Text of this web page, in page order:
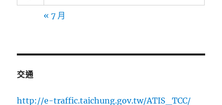
« 7 月
交通
http://e-traffic.taichung.gov.tw/ATIS_TCC/